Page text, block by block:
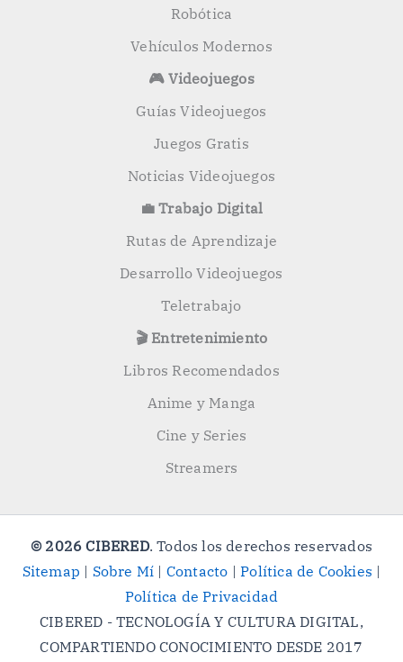
Robótica
Vehículos Modernos
🎮 Videojuegos
Guías Videojuegos
Juegos Gratis
Noticias Videojuegos
💼 Trabajo Digital
Rutas de Aprendizaje
Desarrollo Videojuegos
Teletrabajo
🎬 Entretenimiento
Libros Recomendados
Anime y Manga
Cine y Series
Streamers
© 2026 CIBERED. Todos los derechos reservados
Sitemap | Sobre Mí | Contacto |Política de Cookies |
Política de Privacidad
CIBERED - TECNOLOGÍA Y CULTURA DIGITAL,
COMPARTIENDO CONOCIMIENTO DESDE 2017